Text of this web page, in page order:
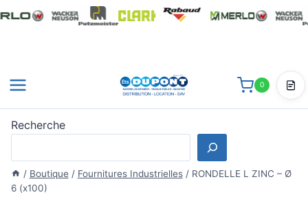
0
/ Boutique / Fournitures Industrielles / RONDELLE L ZINC – Ø
6 (x100)
Recherche